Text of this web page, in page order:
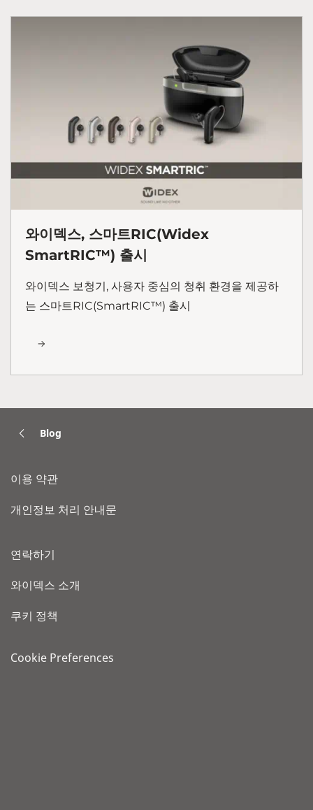
와이덱스, 스마트RIC(Widex
SmartRIC™) 출시
와이덱스 보청기, 사용자 중심의 청취 환경을 제공하
는 스마트RIC(SmartRIC™) 출시
Blog
이용 약관
개인정보 처리 안내문
연락하기
와이덱스 소개
쿠키 정책
Cookie Preferences